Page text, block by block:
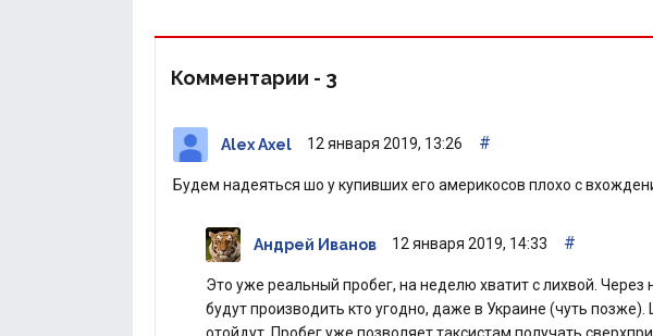
Комментарии - 3
Alex Axel 12 января 2019, 13:26 #
Будем надеяться шо у купивших его америкосов плохо с
Андрей Иванов 12 января 2019, 14:33 #
Это уже реальный пробег, на неделю хватит с лихвой. Через
будут производить кто угодно, даже в Украине (чуть
отойдут. Пробег уже позволяет таксистам получать